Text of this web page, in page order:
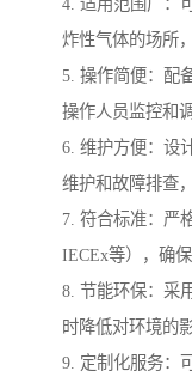
4. 适用范围广：
炸性气体的场所
5. 操作简便：配
操作人员监控和
6. 维护方便：设
维护和故障排查
7. 符合标准：严
IECEx等），确
8. 节能环保：采
时降低对环境的影
9. 定制化服务：